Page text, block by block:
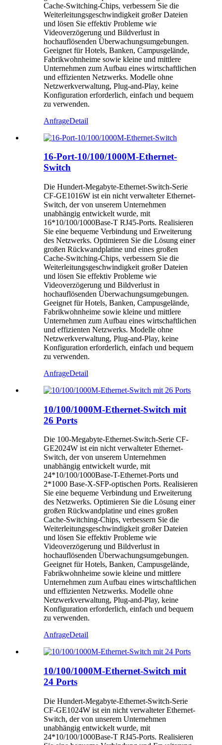
Cache-Switching-Chips, verbessern Sie die
Weiterleitungsgeschwindigkeit großer Dateien
und lösen Sie effektiv Probleme wie
Videoverzögerung und Bildverlust in
hochauflösenden Überwachungsumgebungen.
Geeignet für Hotels, Banken, Campusgelände,
Fabrikwohnheime sowie kleine und mittlere
Unternehmen zum Aufbau eines wirtschaftlichen
und effizienten Netzwerks. Modelle ohne
Netzwerkverwaltung, Plug-and-Play, keine
Konfiguration erforderlich, einfach und bequem
zu verwenden.
AnfrageDetail
16-Port-10/100/1000M-Ethernet-
Switch
Die Hundert-Megabyte-Ethernet-Switch-Serie
CF-GE1016W ist ein nicht verwalteter Ethernet-
Switch, der von unserem Unternehmen
unabhängig entwickelt wurde, mit
16*10/100/1000Base-T RJ45-Ports. Realisieren
Sie eine bequeme Verbindung und Erweiterung
des Netzwerks. Optimieren Sie die Lösung einer
großen Rückwandplatine und eines großen
Cache-Switching-Chips, verbessern Sie die
Weiterleitungsgeschwindigkeit großer Dateien
und lösen Sie effektiv Probleme wie
Videoverzögerung und Bildverlust in
hochauflösenden Überwachungsumgebungen.
Geeignet für Hotels, Banken, Campusgelände,
Fabrikwohnheime sowie kleine und mittlere
Unternehmen zum Aufbau eines wirtschaftlichen
und effizienten Netzwerks. Modelle ohne
Netzwerkverwaltung, Plug-and-Play, keine
Konfiguration erforderlich, einfach und bequem
zu verwenden.
AnfrageDetail
10/100/1000M-Ethernet-Switch mit
26 Ports
Die 100-Megabyte-Ethernet-Switch-Serie CF-
GE2024W ist ein nicht verwalteter Ethernet-
Switch, der von unserem Unternehmen
unabhängig entwickelt wurde, mit
24*10/100/1000Base-T-Ethernet-Ports und
2*1000 Base-X-SFP-optischen Ports. Realisieren
Sie eine bequeme Verbindung und Erweiterung
des Netzwerks. Optimieren Sie die Lösung einer
großen Rückwandplatine und eines großen
Cache-Switching-Chips, verbessern Sie die
Weiterleitungsgeschwindigkeit großer Dateien
und lösen Sie effektiv Probleme wie
Videoverzögerung und Bildverlust in
hochauflösenden Überwachungsumgebungen.
Geeignet für Hotels, Banken, Campusgelände,
Fabrikwohnheime sowie kleine und mittlere
Unternehmen zum Aufbau eines wirtschaftlichen
und effizienten Netzwerks. Modelle ohne
Netzwerkverwaltung, Plug-and-Play, keine
Konfiguration erforderlich, einfach und bequem
zu verwenden.
AnfrageDetail
10/100/1000M-Ethernet-Switch mit
24 Ports
Die Hundert-Megabyte-Ethernet-Switch-Serie
CF-GE1024W ist ein nicht verwalteter Ethernet-
Switch, der von unserem Unternehmen
unabhängig entwickelt wurde, mit
24*10/100/1000Base-T RJ45-Ports. Realisieren